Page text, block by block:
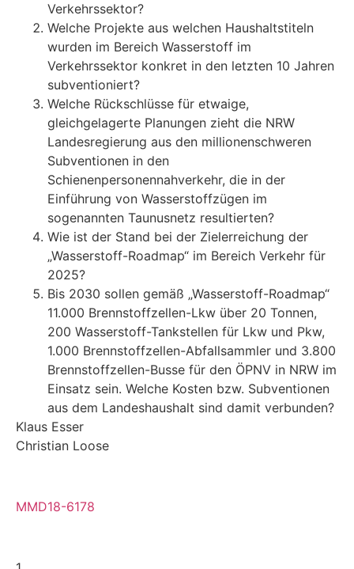
Verkehrssektor?
Welche Projekte aus welchen Haushaltstiteln
wurden im Bereich Wasserstoff im
Verkehrssektor konkret in den letzten 10 Jahren
subventioniert?
Welche Rückschlüsse für etwaige,
gleichgelagerte Planungen zieht die NRW
Landesregierung aus den millionenschweren
Subventionen in den
Schienenpersonennahverkehr, die in der
Einführung von Wasserstoffzügen im
sogenannten Taunusnetz resultierten?
Wie ist der Stand bei der Zielerreichung der
„Wasserstoff-Roadmap“ im Bereich Verkehr für
2025?
Bis 2030 sollen gemäß „Wasserstoff-Roadmap“
11.000 Brennstoffzellen-Lkw über 20 Tonnen,
200 Wasserstoff-Tankstellen für Lkw und Pkw,
1.000 Brennstoffzellen-Abfallsammler und 3.800
Brennstoffzellen-Busse für den ÖPNV in NRW im
Einsatz sein. Welche Kosten bzw. Subventionen
aus dem Landeshaushalt sind damit verbunden?
Klaus Esser
Christian Loose
MMD18-6178